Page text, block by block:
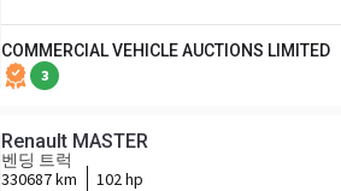
COMMERCIAL VEHICLE AUCTIONS LIMITED
3
Renault MASTER
벤딩 트럭
330687 km
102 hp